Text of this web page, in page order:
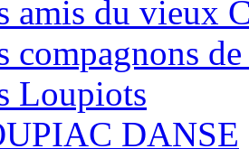
amis du vieux
compagnons
Loupiots
DANSE